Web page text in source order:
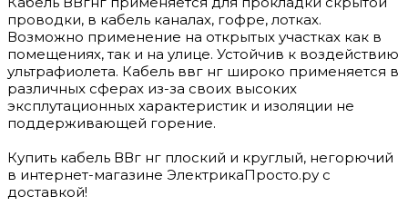
проводки, в кабель каналах, гофре, лотках.
Возможно применение на открытых участках как в
помещениях, так и на улице. Устойчив к воздействию
ультрафиолета. Кабель ввг нг широко применяется в
различных сферах из-за своих высоких
эксплутационных характеристик и изоляции не
поддерживающей горение.
Купить кабель ВВг нг плоский и круглый, негорючий
в интернет-магазине ЭлектрикаПросто.ру с
доставкой!